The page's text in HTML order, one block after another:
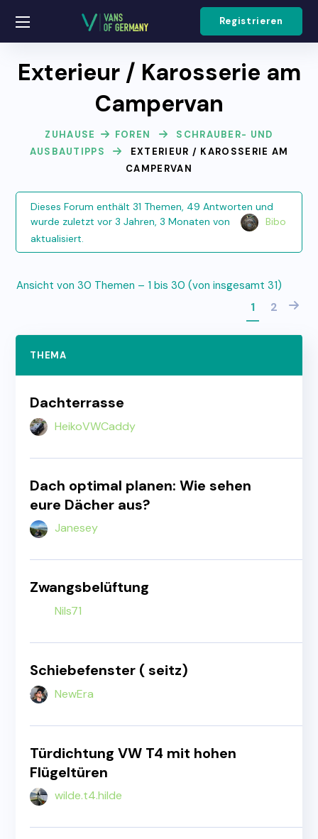
Registrieren
Exterieur / Karosserie am
Campervan
ZUHAUSE FOREN
SCHRAUBER- UND
AUSBAUTIPPS
EXTERIEUR / KAROSSERIE AM
CAMPERVAN
Dieses Forum enthält 31 Themen, 49 Antworten und
wurde zuletzt vor 3 Jahren, 3 Monaten von
Bibo
aktualisiert.
Ansicht von 30 Themen – 1 bis 30 (von insgesamt 31)
1 2
THEMA
Dachterrasse
HeikoVWCaddy
Dach optimal planen: Wie sehen
eure Dächer aus?
Janesey
Zwangsbelüftung
Nils71
Schiebefenster ( seitz)
NewEra
Türdichtung VW T4 mit hohen
Flügeltüren
wilde.t4.hilde